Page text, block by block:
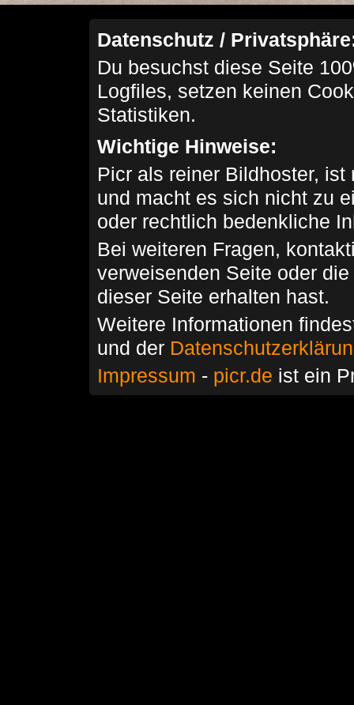
Datenschutz /
Du besuchst diese Seite
Logfiles, setzen keinen
Statistiken.
Wichtige Hinweise:
Picr als reiner Bildhoster,
und macht es sich nicht zu
oder rechtlich bedenkliche
Bei weiteren Fragen,
verweisenden Seite oder
dieser Seite erhalten hast.
Weitere Informationen
und der
Impressum - picr.de ist ein